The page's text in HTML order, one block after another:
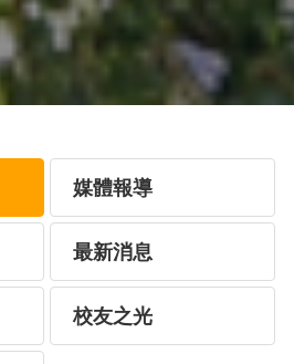
媒體報導
最新消息
校友之光